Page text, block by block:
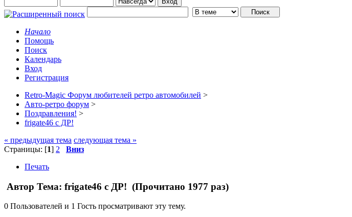
Начало
Помощь
Поиск
Календарь
Вход
Регистрация
Retro-Magic Форум любителей ретро автомобилей >
Авто-ретро форум >
Поздравления! >
frigate46 с ДР!
« предыдущая тема следующая тема »
Страницы: [1] 2
Вниз
Печать
Автор Тема: frigate46 с ДР! (Прочитано 1977 раз)
0 Пользователей и 1 Гость просматривают эту тему.